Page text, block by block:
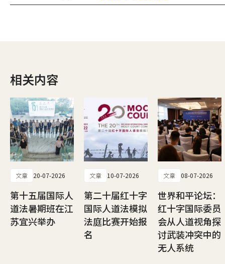
相关内容
文章 20-07-2026
第十五届国际人
道法暑期班在江
苏宜兴举办
文章 10-07-2026
第二十届红十字
国际人道法模拟
法庭比赛开始报
名
文章 08-07-2026
世界和平论坛：
红十字国际委员
会从人道视角探
讨武装冲突中的
无人系统